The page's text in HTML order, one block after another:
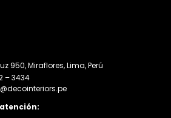
950, Miraflores, Lima, Perú
– 3434